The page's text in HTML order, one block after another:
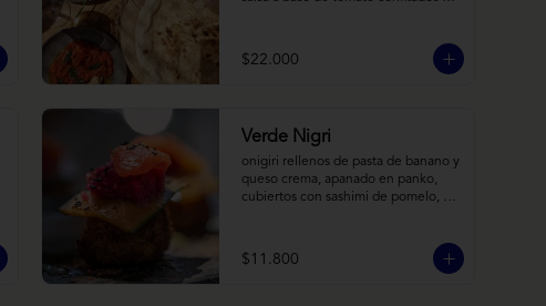
limón y ajo; pimentones y cebollas
horneadas largamente, con toques
$22.000
Verde Nigri
onigiri rellenos de pasta de banano y
queso crema, apanado en panko,
cubiertos con sashimi de pomelo,
sobre salsa de crema de coco con
wasabi y tierra de cochayuyo.
$11.800